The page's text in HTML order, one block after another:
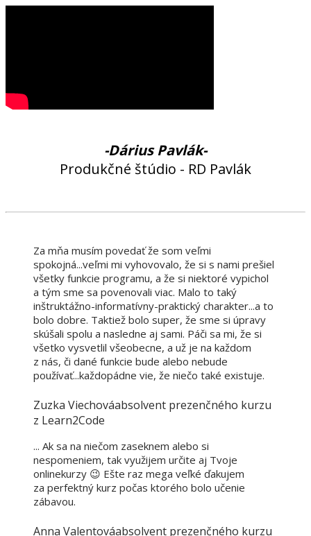
-Dárius Pavlák-
Produkčné štúdio - RD Pavlák
Za mňa musím povedať že som veľmi
spokojná...veľmi mi vyhovovalo, že si s nami prešiel
všetky funkcie programu, a že si niektoré vypichol
a tým sme sa povenovali viac. Malo to taký
inštruktážno-informatívny-praktický charakter...a to
bolo dobre. Taktiež bolo super, že sme si úpravy
skúšali spolu a nasledne aj sami. Páči sa mi, že si
všetko vysvetlil všeobecne, a už je na každom
z nás, či dané funkcie bude alebo nebude
používať...každopádne vie, že niečo také existuje.
Zuzka Viechováabsolvent prezenčného kurzu
z Learn2Code
... Ak sa na niečom zaseknem alebo si
nespomeniem, tak využijem určite aj Tvoje
onlinekurzy 😉 Ešte raz mega veľké ďakujem
za perfektný kurz počas ktorého bolo učenie
zábavou.
Anna Valentováabsolvent prezenčného kurzu